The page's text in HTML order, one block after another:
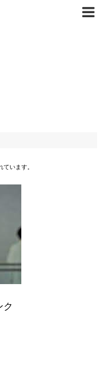
います。
ク